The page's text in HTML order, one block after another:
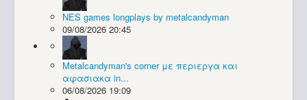
NES games longplays by metalcandyman
09/08/2026 20:45
Metalcandyman's corner με περιεργα και
αφασιακα in...
06/08/2026 19:09